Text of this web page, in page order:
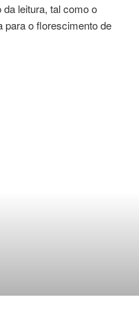
leitura, tal como o
para o florescimento de